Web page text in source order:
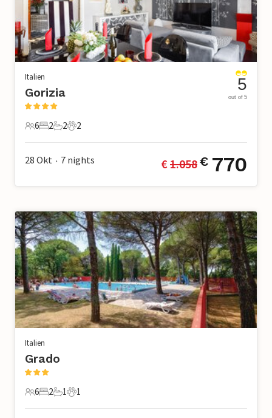
Italien
Gorizia
6 Gäste
6
2 Schlafzimmer
2
2 Badezimmer
2
2 Haustiere
2
5
out of 5
28 Okt • 7 nights € 1.058€ 770
Italien
Grado
6 Gäste
6
2 Schlafzimmer
2
1 Badezimmer
1
1 Haustier
1